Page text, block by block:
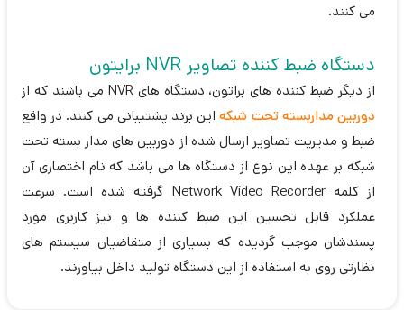
می کنند.
دستگاه ضبط کننده تصاویر NVR برایتون
از دیگر ضبط کننده های براتون، دستگاه های NVR می باشند که از
دوربین مداربسته تحت شبکهاین برند پشتیبانی می کنند. در واقع
ضبط و مدیریت تصاویر ارسال شده از دوربین های مدار بسته تحت
شبکه بر عهده این نوع از دستگاه ها می باشد که نام اختصاری آن
از کلمه Network Video Recorder گرفته شده است. سرعت
عملکرد قابل تحسین این ضبط کننده ها و نیز کاربری مورد
پسندشان موجب گردیده که بسیاری از متقاضیان سیستم های
نظارتی روی به استفاده از این دستگاه تولید داخل بیاورند.